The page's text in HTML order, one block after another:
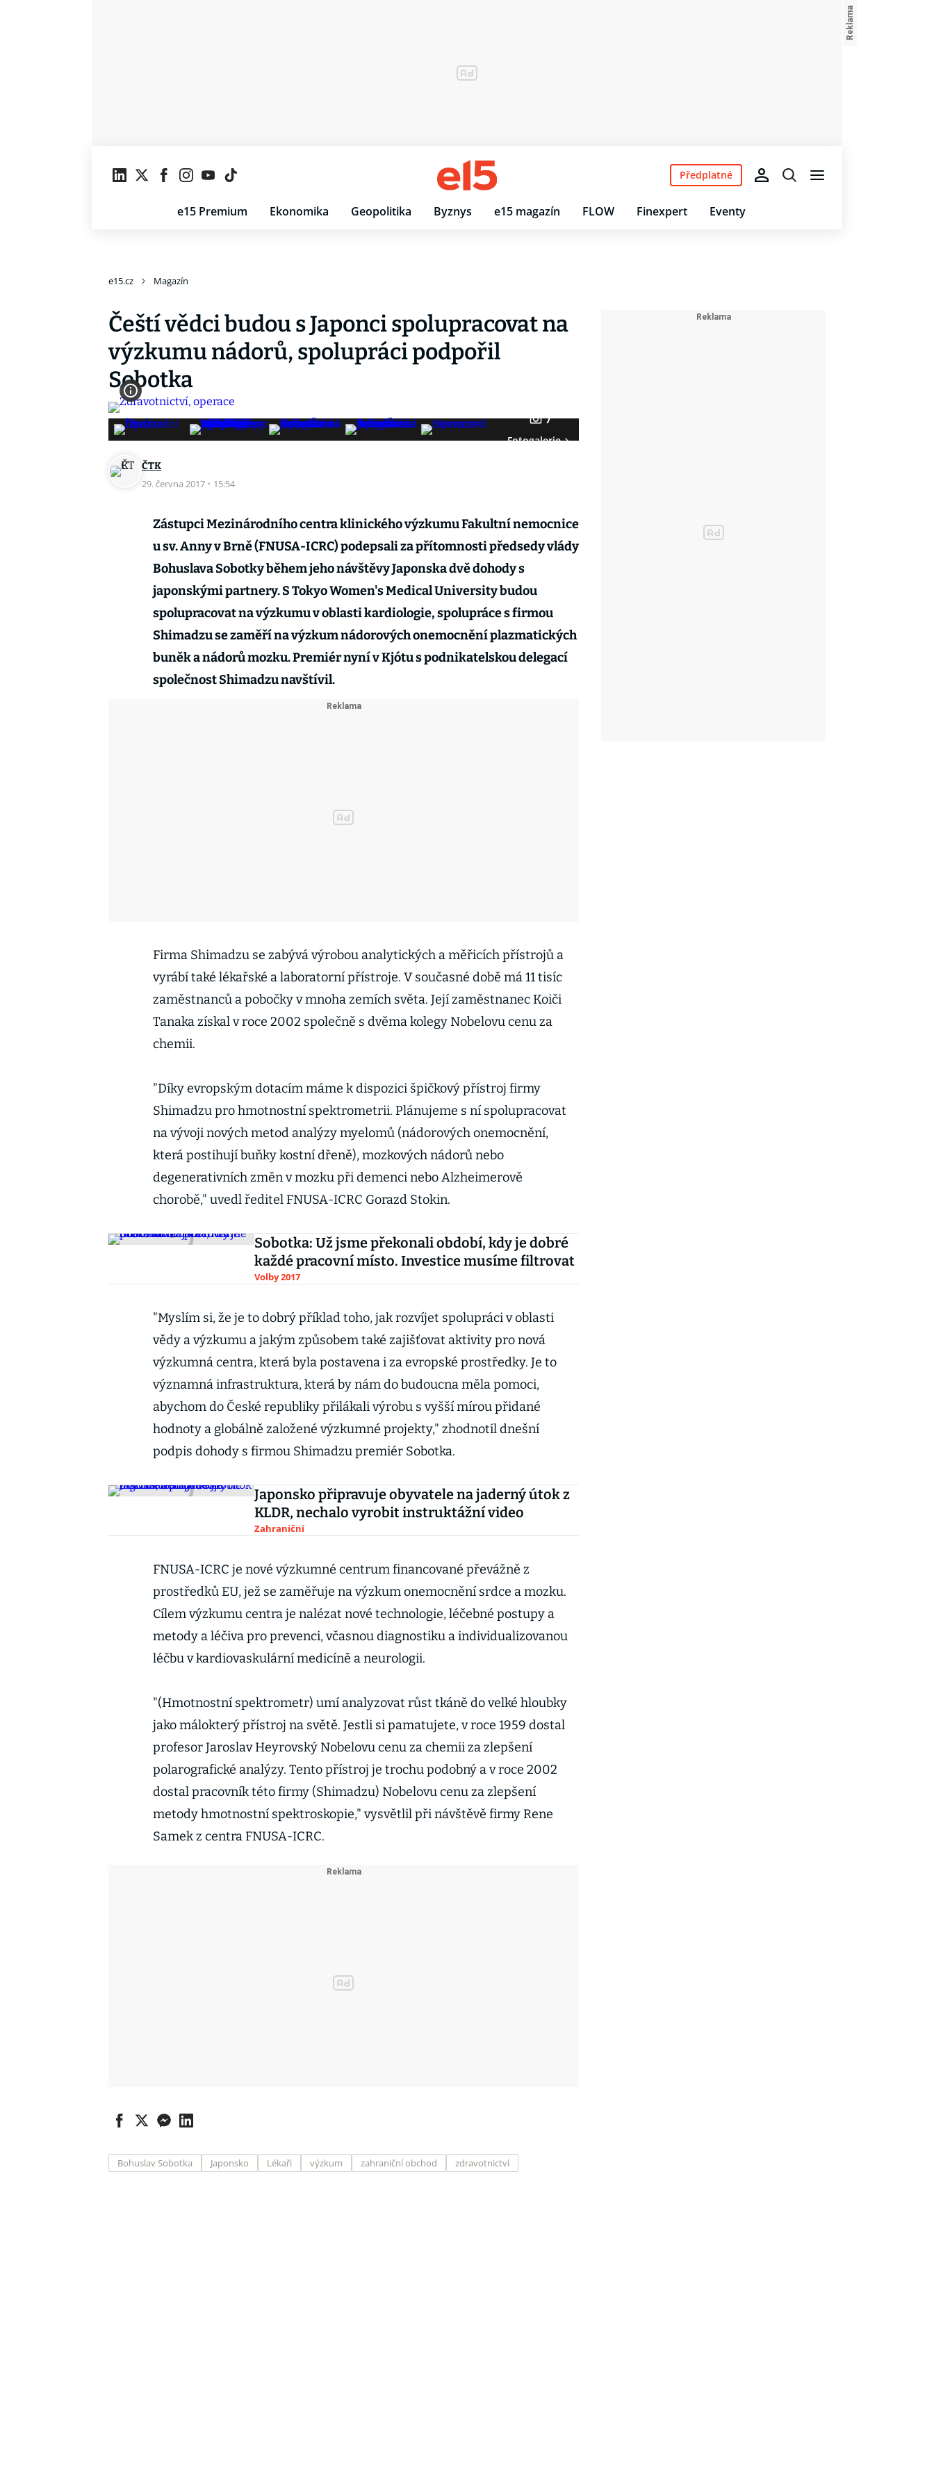
e15 Premium Ekonomika Geopolitika Byznys e15 magazín FLOW Finexpert Eventy
Předplatné
e15.cz Magazín
Čeští vědci budou s Japonci spolupracovat na
výzkumu nádorů, spolupráci podpořil
Sobotka
7
Fotogalerie
ČTK
29. června 2017 · 15:54
Zástupci Mezinárodního centra klinického výzkumu Fakultní nemocnice
u sv. Anny v Brně (FNUSA-ICRC) podepsali za přítomnosti předsedy vlády
Bohuslava Sobotky během jeho návštěvy Japonska dvě dohody s
japonskými partnery. S Tokyo Women's Medical University budou
spolupracovat na výzkumu v oblasti kardiologie, spolupráce s firmou
Shimadzu se zaměří na výzkum nádorových onemocnění plazmatických
buněk a nádorů mozku. Premiér nyní v Kjótu s podnikatelskou delegací
společnost Shimadzu navštívil.
Firma Shimadzu se zabývá výrobou analytických a měřicích přístrojů a
vyrábí také lékařské a laboratorní přístroje. V současné době má 11 tisíc
zaměstnanců a pobočky v mnoha zemích světa. Její zaměstnanec Koiči
Tanaka získal v roce 2002 společně s dvěma kolegy Nobelovu cenu za
chemii.
"Díky evropským dotacím máme k dispozici špičkový přístroj firmy
Shimadzu pro hmotnostní spektrometrii. Plánujeme s ní spolupracovat
na vývoji nových metod analýzy myelomů (nádorových onemocnění,
která postihují buňky kostní dřeně), mozkových nádorů nebo
degenerativních změn v mozku při demenci nebo Alzheimerově
chorobě," uvedl ředitel FNUSA-ICRC Gorazd Stokin.
Sobotka: Už jsme překonali období, kdy je dobré
každé pracovní místo. Investice musíme filtrovat
Volby 2017
"Myslím si, že je to dobrý příklad toho, jak rozvíjet spolupráci v oblasti
vědy a výzkumu a jakým způsobem také zajišťovat aktivity pro nová
výzkumná centra, která byla postavena i za evropské prostředky. Je to
významná infrastruktura, která by nám do budoucna měla pomoci,
abychom do České republiky přilákali výrobu s vyšší mírou přidané
hodnoty a globálně založené výzkumné projekty," zhodnotil dnešní
podpis dohody s firmou Shimadzu premiér Sobotka.
Japonsko připravuje obyvatele na jaderný útok z
KLDR, nechalo vyrobit instruktážní video
Zahraniční
FNUSA-ICRC je nové výzkumné centrum financované převážně z
prostředků EU, jež se zaměřuje na výzkum onemocnění srdce a mozku.
Cílem výzkumu centra je nalézat nové technologie, léčebné postupy a
metody a léčiva pro prevenci, včasnou diagnostiku a individualizovanou
léčbu v kardiovaskulární medicíně a neurologii.
"(Hmotnostní spektrometr) umí analyzovat růst tkáně do velké hloubky
jako málokterý přístroj na světě. Jestli si pamatujete, v roce 1959 dostal
profesor Jaroslav Heyrovský Nobelovu cenu za chemii za zlepšení
polarografické analýzy. Tento přístroj je trochu podobný a v roce 2002
dostal pracovník této firmy (Shimadzu) Nobelovu cenu za zlepšení
metody hmotnostní spektroskopie," vysvětlil při návštěvě firmy Rene
Samek z centra FNUSA-ICRC.
Bohuslav Sobotka Japonsko Lékaři výzkum zahraniční obchod zdravotnictví